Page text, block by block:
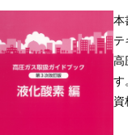
本
テ
高
す
資